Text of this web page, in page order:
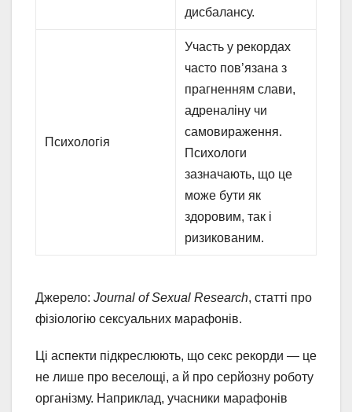
дисбалансу.
Психологія
Участь у рекордах
часто пов’язана з
прагненням слави,
адреналіну чи
самовираження.
Психологи
зазначають, що це
може бути як
здоровим, так і
ризикованим.
Джерело: Journal of Sexual Research, статті про
фізіологію сексуальних марафонів.
Ці аспекти підкреслюють, що секс рекорди — це
не лише про веселощі, а й про серйозну роботу
організму. Наприклад, учасники марафонів